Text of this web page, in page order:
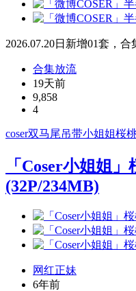
2026.07.20日新增01套，
合集放流
19天前
9,858
4
coser双马尾吊带小姐姐桜
「Coser小姐姐
(32P/234MB)
网红正妹
6年前